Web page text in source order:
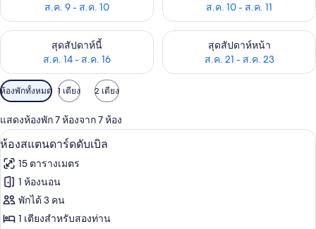
ส.ค. 9 - ส.ค. 10
ส.ค. 10 - ส.ค. 11
สุดสัปดาห์นี้
ส.ค. 14 - ส.ค. 16
ตรวจสอบจำนวนห้องพักว่างในสุดสัปดาห์นี้ ส.ค. 14 - ส.ค. 16
สุดสัปดาห์หน้า
ส.ค. 21 - ส.ค. 23
ตรวจสอบจำนวนห้องพักว่างใน
ตัว
กรอง
ที่
มี
ให้
สำหรับ
ห้อง
พัก
ห้องพักทั้งหมด 1 เตียง 2 เตียง
แสดงห้องพัก 7 ห้องจาก 7 ห้อง
เปิด
ภาพถ่าย
ทั้งหมด
ของ
ห้อง
ห้องสแตนดาร์ดดับเบิล | เครื่องนอนร
5
ห้องสแตนดาร์ดดับเบิล
15 ตารางเมตร
1 ห้องนอน
พักได้ 3 คน
1 เตียงสำหรับสองท่าน